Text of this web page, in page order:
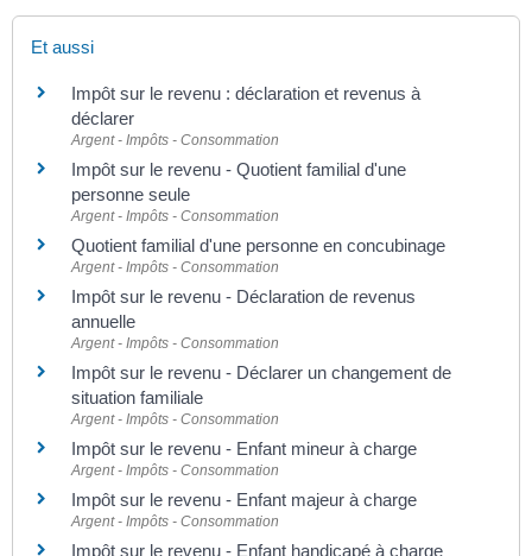
Et aussi
Impôt sur le revenu : déclaration et revenus à
déclarer
Argent - Impôts - Consommation
Impôt sur le revenu - Quotient familial d'une
personne seule
Argent - Impôts - Consommation
Quotient familial d'une personne en concubinage
Argent - Impôts - Consommation
Impôt sur le revenu - Déclaration de revenus
annuelle
Argent - Impôts - Consommation
Impôt sur le revenu - Déclarer un changement de
situation familiale
Argent - Impôts - Consommation
Impôt sur le revenu - Enfant mineur à charge
Argent - Impôts - Consommation
Impôt sur le revenu - Enfant majeur à charge
Argent - Impôts - Consommation
Impôt sur le revenu - Enfant handicapé à charge